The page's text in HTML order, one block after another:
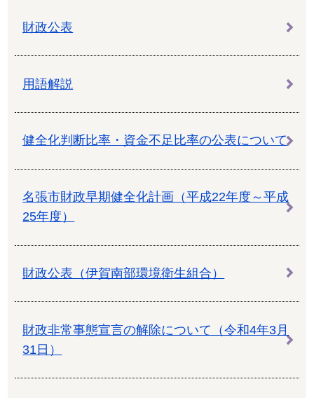
財政公表
用語解説
健全化判断比率・資金不足比率の公表について
名張市財政早期健全化計画（平成22年度～平成
25年度）
財政公表（伊賀南部環境衛生組合）
財政非常事態宣言の解除について（令和4年3月
31日）